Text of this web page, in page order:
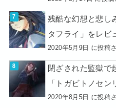
残酷な幻想と悲し
タフライ」をレビ
2020年5月9日 に投稿
閉ざされた監獄で
「トガビトノセン
2020年8月5日 に投稿